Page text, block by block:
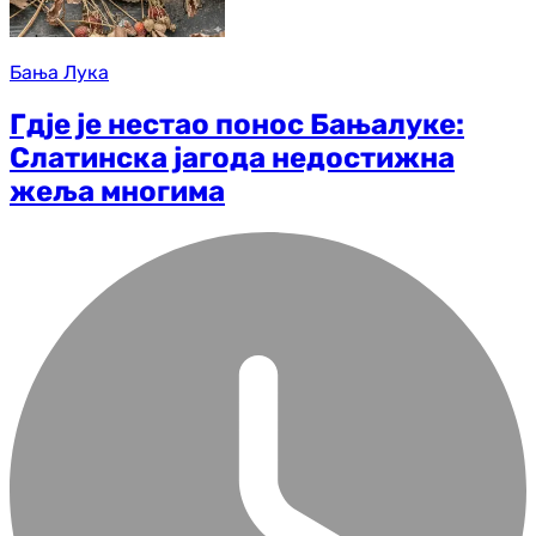
Бања Лука
Гдје је нестао понос Бањалуке:
Слатинска јагода недостижна
жеља многима